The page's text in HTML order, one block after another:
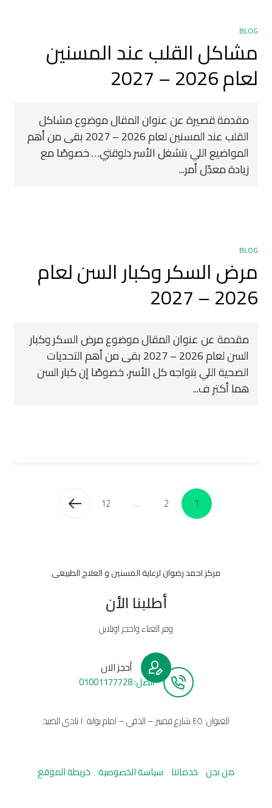
BLOG
مشاكل القلب عند المسنين
لعام 2026 – 2027
مقدمة قصيرة عن عنوان المقال موضوع مشاكل
القلب عند المسنين لعام 2026 – 2027 بقى من أهم
المواضيع اللي بتشغل الأسر دلوقتي… خصوصًا مع
زيادة معدّل أمر...
BLOG
مرض السكر وكبار السن لعام
2026 – 2027
مقدمة عن عنوان المقال موضوع مرض السكر وكبار
السن لعام 2026 – 2027 بقى من أهم التحديات
الصحية اللي بتواجه كل الأسر، خصوصًا إن كبار السن
هما أكتر ف...
1
2
…
12
مركز احمد رضوان لرعاية المسنين و العلاج الطبيعى
أطلبنا الأن
وفر العناء واحجز اونلاين
أحجز الان
أتصل: 01001177728
العنوان: ٤٥ شارع قمبيز – الدقي – امام بوابة ١٠ نادي الصيد
من نحن خدماتنا سياسة الخصوصية خريطة الموقع